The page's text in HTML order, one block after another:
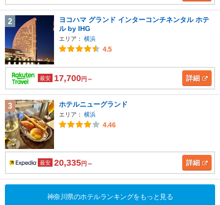
2
ヨコハマ グランド インターコンチネンタル ホテ
ル by IHG
エリア： 横浜
4.5
最安 17,700円～ 詳細
3 ホテルニューグランド
エリア： 横浜
4.46
最安 20,335円～ 詳細
神奈川県のホテルランキングをもっと見る